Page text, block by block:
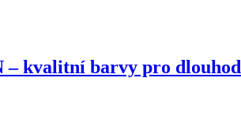
kvalitní barvy pro